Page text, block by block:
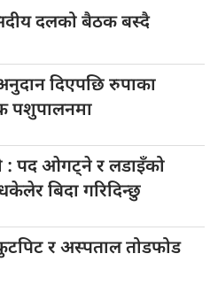
दलको बैठक बस्दै
दिएपछि रुपाका
पशुपालनमा
: पद ओगट्ने र लडाइँको
बिदा गरिदिन्छु
र अस्पताल तोडफोड